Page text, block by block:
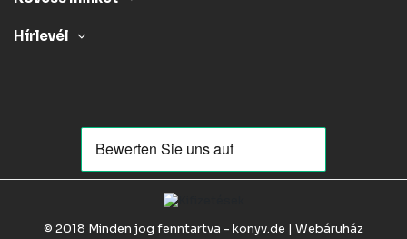
Hírlevél
© 2018 Minden jog fenntartva - konyv.de | Webáruház